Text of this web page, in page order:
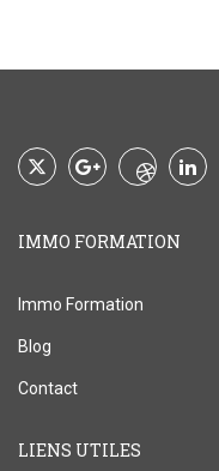
IMMO FORMATION
Immo Formation
Blog
Contact
LIENS UTILES